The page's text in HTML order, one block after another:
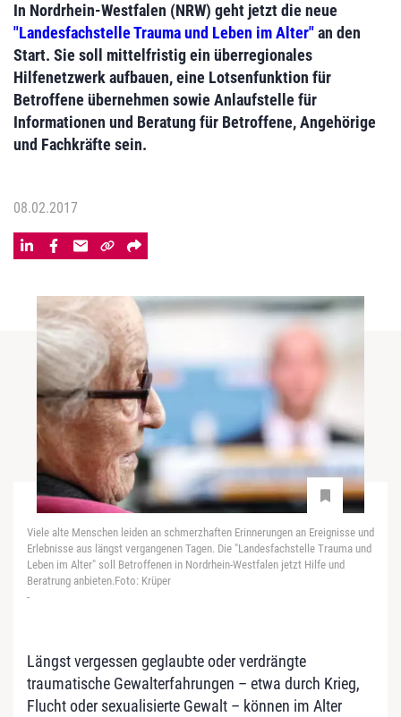
In Nordrhein-Westfalen (NRW) geht jetzt die neue
"Landesfachstelle Trauma und Leben im Alter"an den
Start. Sie soll mittelfristig ein überregionales
Hilfenetzwerk aufbauen, eine Lotsenfunktion für
Betroffene übernehmen sowie Anlaufstelle für
Informationen und Beratung für Betroffene, Angehörige
und Fachkräfte sein.
08.02.2017
Viele alte Menschen leiden an schmerzhaften Erinnerungen an Ereignisse und
Erlebnisse aus längst vergangenen Tagen. Die "Landesfachstelle Trauma und
Leben im Alter" soll Betroffenen in Nordrhein-Westfalen jetzt Hilfe und
Beratrung anbieten.Foto: Krüper
-
Längst vergessen geglaubte oder verdrängte
traumatische Gewalterfahrungen – etwa durch Krieg,
Flucht oder sexualisierte Gewalt – können im Alter